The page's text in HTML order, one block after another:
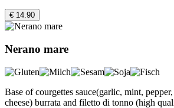
€ 14.90
Nerano mare
Base of courgettes sauce(garlic, mint,
cheese) burrata and filetto di tonno (high